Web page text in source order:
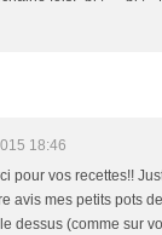
18:46
pour vos recettes!!
avis mes petits pots
dessus (comme sur